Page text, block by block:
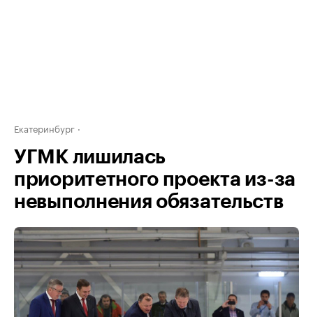
Екатеринбург
УГМК лишилась
приоритетного проекта из-за
невыполнения обязательств